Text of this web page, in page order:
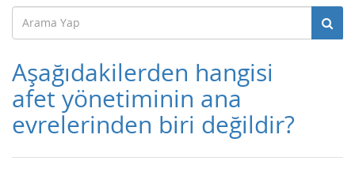
Aşağıdakilerden hangisi
afet yönetiminin ana
evrelerinden biri değildir?